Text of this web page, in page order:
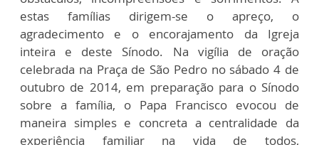
estas famílias dirigem-se o apreço, o
agradecimento e o encorajamento da Igreja
inteira e deste Sínodo. Na vigília de oração
celebrada na Praça de São Pedro no sábado 4 de
outubro de 2014, em preparação para o Sínodo
sobre a família, o Papa Francisco evocou de
maneira simples e concreta a centralidade da
experiência familiar na vida de todos,